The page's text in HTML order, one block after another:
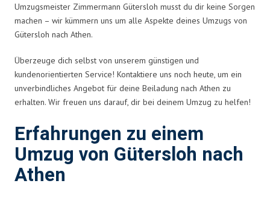
Umzugsmeister Zimmermann Gütersloh musst du dir keine Sorgen
machen – wir kümmern uns um alle Aspekte deines Umzugs von
Gütersloh nach Athen.
Überzeuge dich selbst von unserem günstigen und
kundenorientierten Service! Kontaktiere uns noch heute, um ein
unverbindliches Angebot für deine Beiladung nach Athen zu
erhalten. Wir freuen uns darauf, dir bei deinem Umzug zu helfen!
Erfahrungen zu einem
Umzug von Gütersloh nach
Athen